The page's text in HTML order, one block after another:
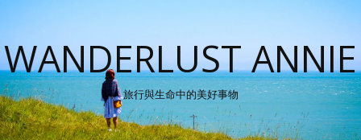
WANDERLUST ANNIE
旅行與生命中的美好事物